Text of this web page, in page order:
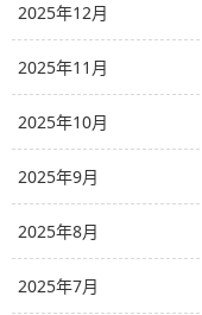
2025年12月
2025年11月
2025年10月
2025年9月
2025年8月
2025年7月